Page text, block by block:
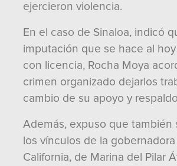
ejercieron violencia.
En el caso de Sinaloa, indicó
imputación que se hace al
con licencia, Rocha Moya
crimen organizado dejarlos
cambio de su apoyo y
Además, expuso que también
los vínculos de la
California, de Marina del Pilar